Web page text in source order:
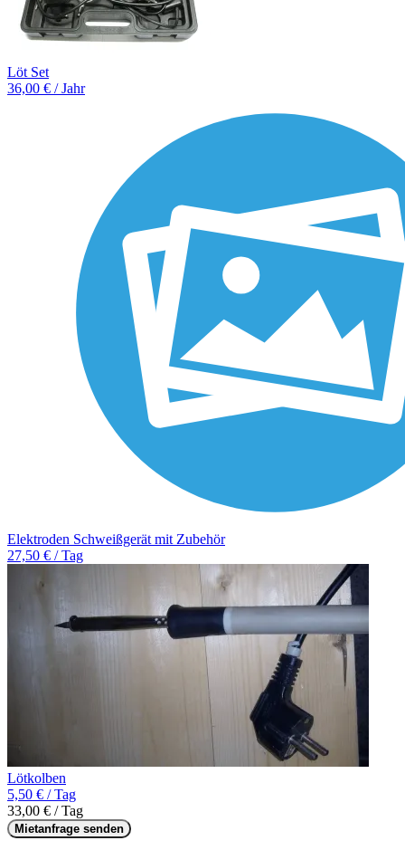
Löt Set
36,00 € / Jahr
Elektroden Schweißgerät mit Zubehör
27,50 € / Tag
Lötkolben
5,50 € / Tag
33,00 € / Tag
Mietanfrage senden